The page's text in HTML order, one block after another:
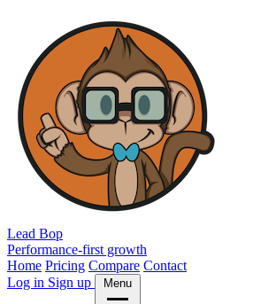
Lead Bop
Performance-first growth
Home Pricing Compare Contact
Log in Sign up Menu